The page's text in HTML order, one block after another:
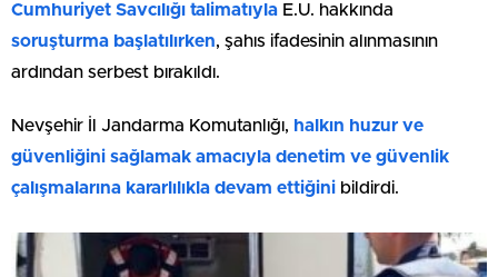
Cumhuriyet Savcılığı talimatıyla E.U. hakkında
soruşturma başlatılırken, şahıs ifadesinin alınmasının
ardından serbest bırakıldı.
Nevşehir İl Jandarma Komutanlığı, halkın huzur ve
güvenliğini sağlamak amacıyla denetim ve güvenlik
çalışmalarına kararlılıkla devam ettiğini bildirdi.